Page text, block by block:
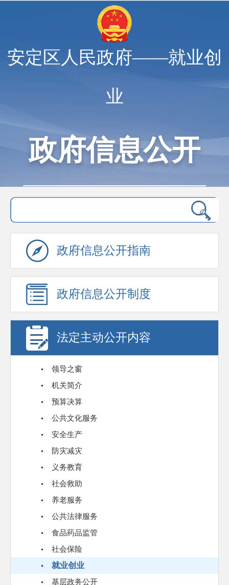
安定区人民政府——就业创
业
政府信息公开
政府信息公开指南
政府信息公开制度
法定主动公开内容
领导之窗
机关简介
预算决算
公共文化服务
安全生产
防灾减灾
义务教育
社会救助
养老服务
公共法律服务
食品药品监管
社会保险
就业创业
基层政务公开